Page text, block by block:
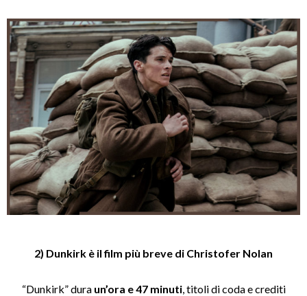
2) Dunkirk è il film più breve di Christofer Nolan
“Dunkirk” dura un’ora e 47 minuti, titoli di coda e crediti